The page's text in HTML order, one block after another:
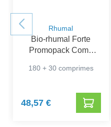
Rhumal
Bio-rhumal Forte
Promopack Comp
180 + 30 comprimes
48,57 €